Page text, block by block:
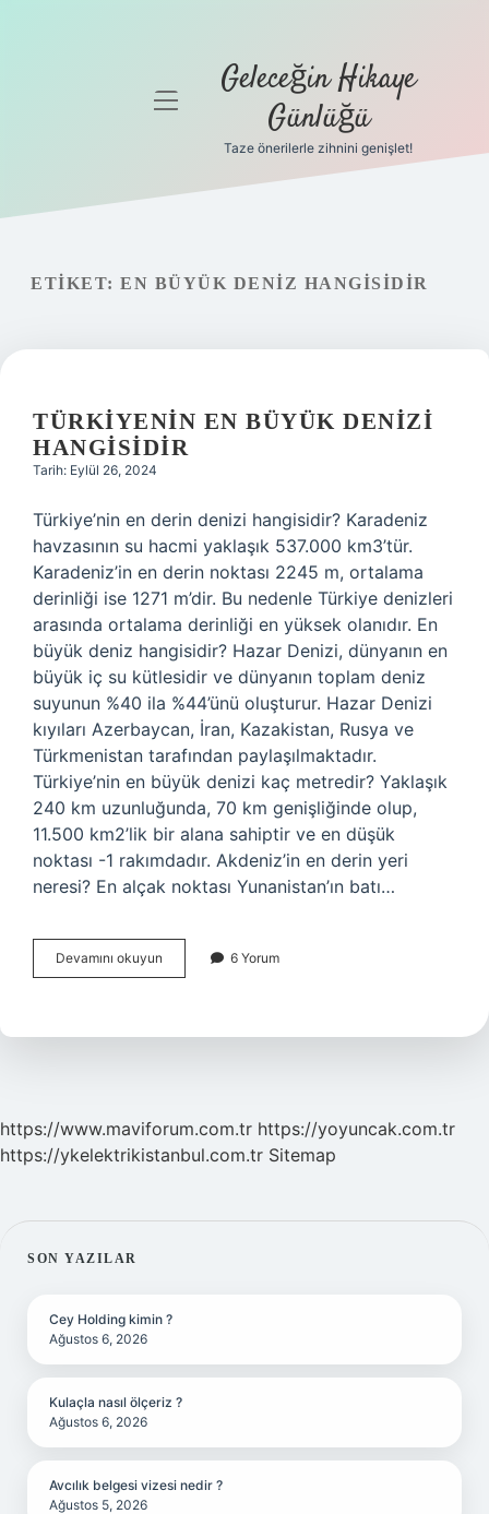
Gizlilik
Yasal Uyarı
Hakkımızda
menüyü Geleceğin Hikaye
Günlüğü
Taze önerilerle zihnini genişlet!
ETIKET: EN BÜYÜK DENIZ HANGISIDIR
TÜRKIYENIN EN BÜYÜK DENIZI
HANGISIDIR
Tarih: Eylül 26, 2024
Türkiye’nin en derin denizi hangisidir? Karadeniz
havzasının su hacmi yaklaşık 537.000 km3’tür.
Karadeniz’in en derin noktası 2245 m, ortalama
derinliği ise 1271 m’dir. Bu nedenle Türkiye denizleri
arasında ortalama derinliği en yüksek olanıdır. En
büyük deniz hangisidir? Hazar Denizi, dünyanın en
büyük iç su kütlesidir ve dünyanın toplam deniz
suyunun %40 ila %44’ünü oluşturur. Hazar Denizi
kıyıları Azerbaycan, İran, Kazakistan, Rusya ve
Türkmenistan tarafından paylaşılmaktadır.
Türkiye’nin en büyük denizi kaç metredir? Yaklaşık
240 km uzunluğunda, 70 km genişliğinde olup,
11.500 km2’lik bir alana sahiptir ve en düşük
noktası -1 rakımdadır. Akdeniz’in en derin yeri
neresi? En alçak noktası Yunanistan’ın batı…
Devamını okuyun Türkiyenin
En
Hangisidir
6 Yorum
https://www.maviforum.com.tr https://yoyuncak.com.tr
https://ykelektrikistanbul.com.tr Sitemap
SIDEBAR
SON YAZILAR
Cey Holding kimin ?
Ağustos 6, 2026
Kulaçla nasıl ölçeriz ?
Ağustos 6, 2026
Avcılık belgesi vizesi nedir ?
Ağustos 5, 2026